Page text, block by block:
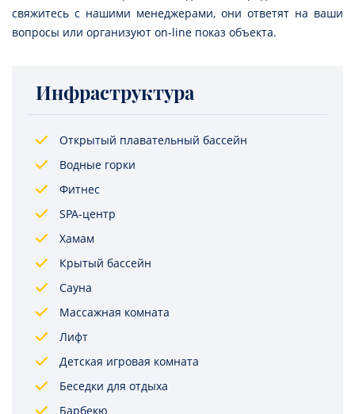
свяжитесь с нашими менеджерами, они ответят на ваши
вопросы или организуют on-line показ объекта.
Инфраструктура
Открытый плавательный бассейн
Водные горки
Фитнес
SPA-центр
Хамам
Крытый бассейн
Сауна
Массажная комната
Лифт
Детская игровая комната
Беседки для отдыха
Барбекю